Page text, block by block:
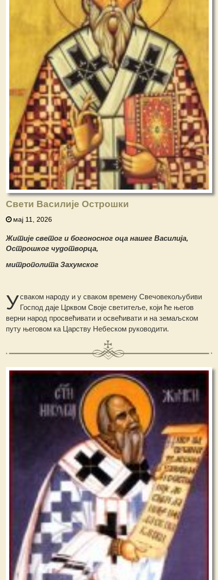
Свети Василије Острошки
мај 11, 2026
Житије светог и богоносног оца нашег Василија,
Острошког чудотворца,
митрополита Захумског
Усваком народу и у сваком времену Свечовекољубиви
Господ даје Црквом Своје светитеље, који ће његов
верни народ просвећивати и освећивати и на земаљском
путу његовом ка Царству Небеском руководити.